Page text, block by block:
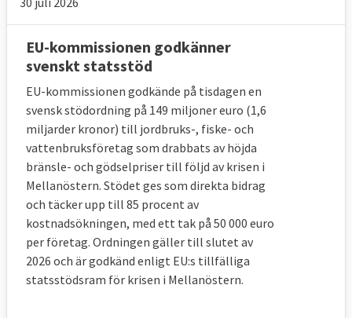
EU-kommissionen godkänner
svenskt statsstöd
EU-kommissionen godkände på tisdagen en
svensk stödordning på 149 miljoner euro (1,6
miljarder kronor) till jordbruks-, fiske- och
vattenbruksföretag som drabbats av höjda
bränsle- och gödselpriser till följd av krisen i
Mellanöstern. Stödet ges som direkta bidrag
och täcker upp till 85 procent av
kostnadsökningen, med ett tak på 50 000 euro
per företag. Ordningen gäller till slutet av
2026 och är godkänd enligt EU:s tillfälliga
statsstödsram för krisen i Mellanöstern.